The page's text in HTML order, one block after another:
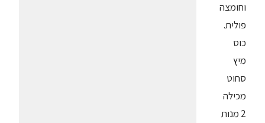
וחומצה
פולית.
כוס
מיץ
סחוט
מכילה
2 מנות